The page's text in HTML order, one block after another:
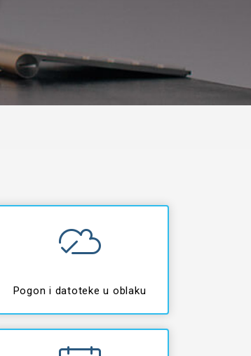
Pogon i datoteke u oblaku